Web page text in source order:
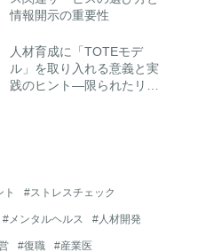
情報開示の重要性
人材育成に「TOTEモデ
ル」を取り入れる意義と実
践のヒント―限られたリソ
ト #ストレスチェック
#メンタルヘルス #人材開発
#復職 #産業医